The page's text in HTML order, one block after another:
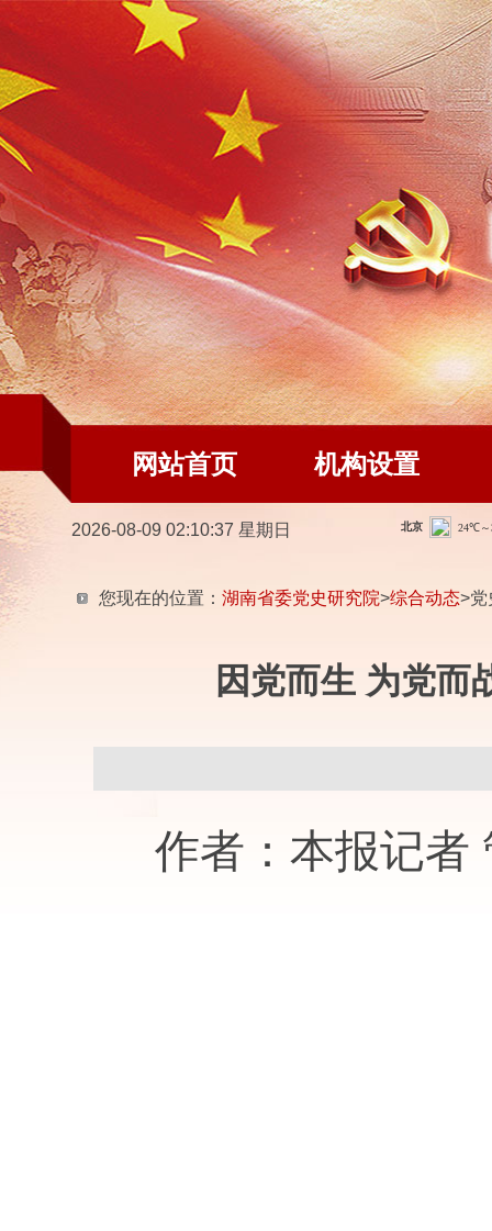
网站首页 机构设置
2026-08-09 02:10:38 星期日
您现在的位置： 湖南省委党史研究院>综合动态>党
因党而生 为党
作者：本报记者